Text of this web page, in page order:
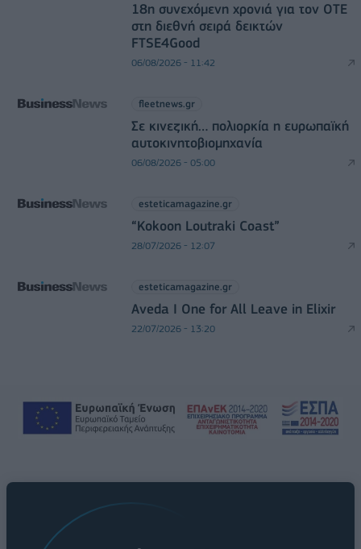
18η συνεχόμενη χρονιά για τον ΟΤΕ
στη διεθνή σειρά δεικτών
FTSE4Good
06/08/2026 - 11:42
fleetnews.gr
Σε κινεζική… πολιορκία η ευρωπαϊκή
αυτοκινητοβιομηχανία
06/08/2026 - 05:00
esteticamagazine.gr
“Kokoon Loutraki Coast”
28/07/2026 - 12:07
esteticamagazine.gr
Aveda I One for All Leave in Elixir
22/07/2026 - 13:20